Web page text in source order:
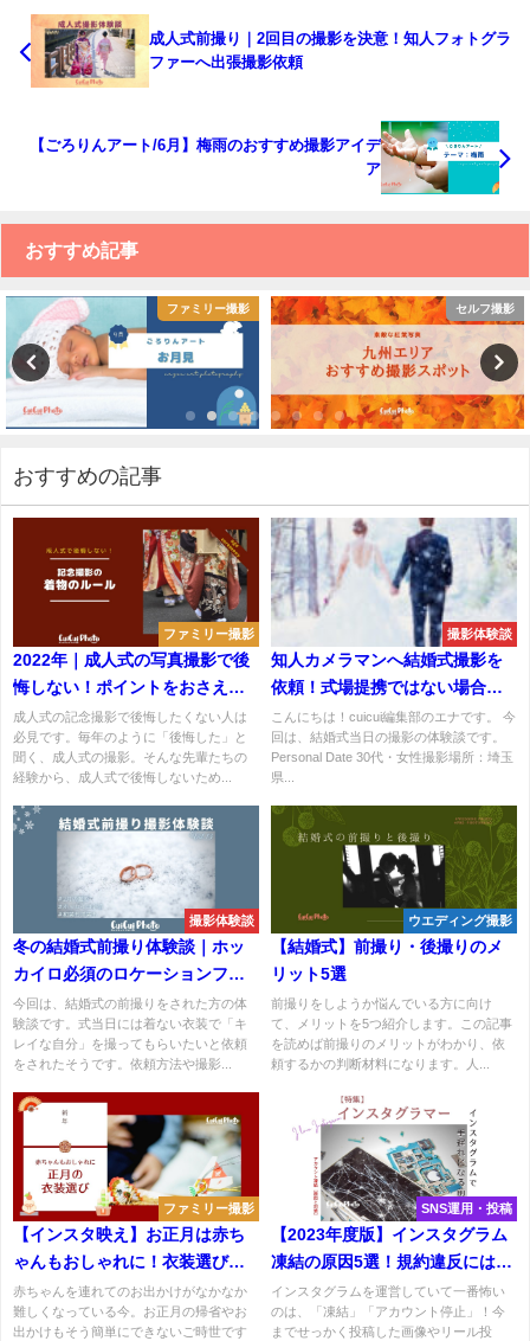
成人式前撮り｜2回目の撮影を決意！知人フォトグラ
ファーへ出張撮影依頼
【ごろりんアート/6月】梅雨のおすすめ撮影アイデ
ア
おすすめ記事
ファミリー撮影 セルフ撮影
おすすめの記事
ファミリー撮影
2022年｜成人式の写真撮影で後
悔しない！ポイントをおさえて
最高の1枚を
成人式の記念撮影で後悔したくない人は
必見です。毎年のように「後悔した」と
聞く、成人式の撮影。そんな先輩たちの
経験から、成人式で後悔しないため...
撮影体験談
知人カメラマンへ結婚式撮影を
依頼！式場提携ではない場合の
デメリットとは？
こんにちは！cuicui編集部のエナです。 今
回は、結婚式当日の撮影の体験談です。
Personal Date 30代・女性撮影場所：埼玉
県...
撮影体験談
冬の結婚式前撮り体験談｜ホッ
カイロ必須のロケーションフォ
ト
今回は、結婚式の前撮りをされた方の体
験談です。式当日には着ない衣装で「キ
レイな自分」を撮ってもらいたいと依頼
をされたそうです。依頼方法や撮影...
ウエディング撮影
【結婚式】前撮り・後撮りのメ
リット5選
前撮りをしようか悩んでいる方に向け
て、メリットを5つ紹介します。この記事
を読めば前撮りのメリットがわかり、依
頼するかの判断材料になります。人...
ファミリー撮影
【インスタ映え】お正月は赤ち
ゃんもおしゃれに！衣装選びの
ポイント
赤ちゃんを連れてのお出かけがなかなか
難しくなっている今。お正月の帰省やお
出かけもそう簡単にできないご時世です
SNS運用・投稿
【2023年度版】インスタグラム
凍結の原因5選！規約違反には要
注意
インスタグラムを運営していて一番怖い
のは、「凍結」「アカウント停止」！今
までせっかく投稿した画像やリール投